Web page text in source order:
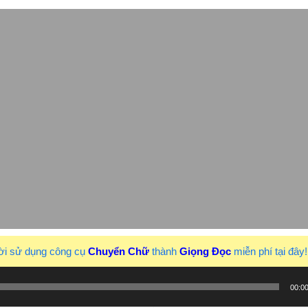
sử dụng công cụ Chuyển Chữ thành Giọng Đọc miễn phí tại đây!
00:00